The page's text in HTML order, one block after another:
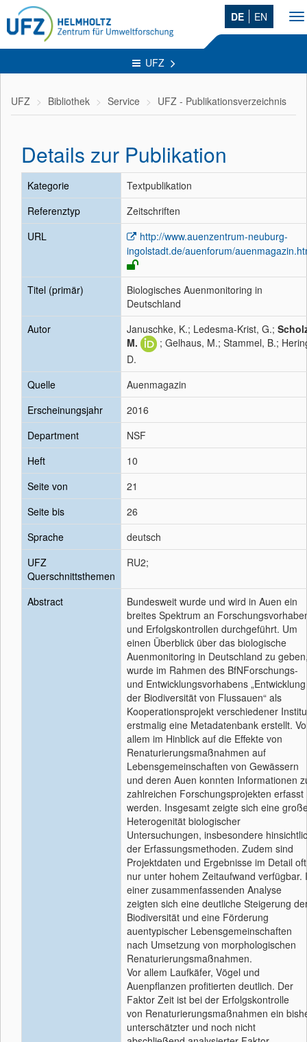
DE EN
UFZ
UFZ Bibliothek Service UFZ - Publikationsverzeichnis
Details zur Publikation
Kategorie
Textpublikation
Referenztyp
Zeitschriften
URL
http://www.auenzentrum-neuburg-
ingolstadt.de/auenforum/
Titel (primär)
Biologisches Auenmonitoring in
Deutschland
Autor
Januschke, K.; Ledesma-Krist, G.;
M.
; Gelhaus, M.; Stammel, B.;
D.
Quelle
Auenmagazin
Erscheinungsjahr
2016
Department
NSF
Heft
10
Seite von
21
Seite bis
26
Sprache
deutsch
UFZ
Querschnittsthemen
RU2;
Abstract
Bundesweit wurde und wird in Auen ein
breites Spektrum an
und Erfolgskontrollen durchgeführt. Um
einen Überblick über das biologische
Auenmonitoring in Deutschland zu
wurde im Rahmen des BfNForschungs-
und Entwicklungsvorhabens „Entwicklung
der Biodiversität von Flussauen“ als
Kooperationsprojekt verschiedener
erstmalig eine Metadatenbank erstellt.
allem im Hinblick auf die Effekte von
Renaturierungsmaßnahmen auf
Lebensgemeinschaften von Gewässern
und deren Auen konnten Informationen
zahlreichen Forschungsprojekten erfasst
werden. Insgesamt zeigte sich eine
Heterogenität biologischer
Untersuchungen, insbesondere
der Erfassungsmethoden. Zudem sind
Projektdaten und Ergebnisse im Detail oft
nur unter hohem Zeitaufwand verfügbar.
einer zusammenfassenden Analyse
zeigten sich eine deutliche Steigerung
Biodiversität und eine Förderung
auentypischer Lebensgemeinschaften
nach Umsetzung von morphologischen
Renaturierungsmaßnahmen.
Vor allem Laufkäfer, Vögel und
Auenpflanzen profitierten deutlich. Der
Faktor Zeit ist bei der Erfolgskontrolle
von Renaturierungsmaßnahmen ein
unterschätzter und noch nicht